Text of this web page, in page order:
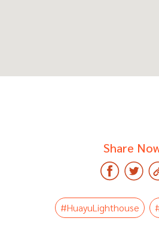
Share
#HuayuLighthouse